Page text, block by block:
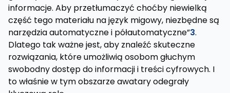
informacje. Aby przetłumaczyć choćby niewielką
część tego materiału na język migowy, niezbędne są
narzędzia automatyczne i półautomatyczne”3.
Dlatego tak ważne jest, aby znaleźć skuteczne
rozwiązania, które umożliwią osobom głuchym
swobodny dostęp do informacji i treści cyfrowych. I
to właśnie w tym obszarze awatary odegrały